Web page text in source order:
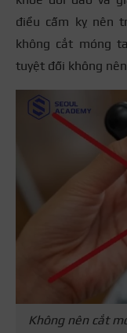
điều cấm kỵ nên
không cắt móng
tuyệt đối không
Không nên cắt